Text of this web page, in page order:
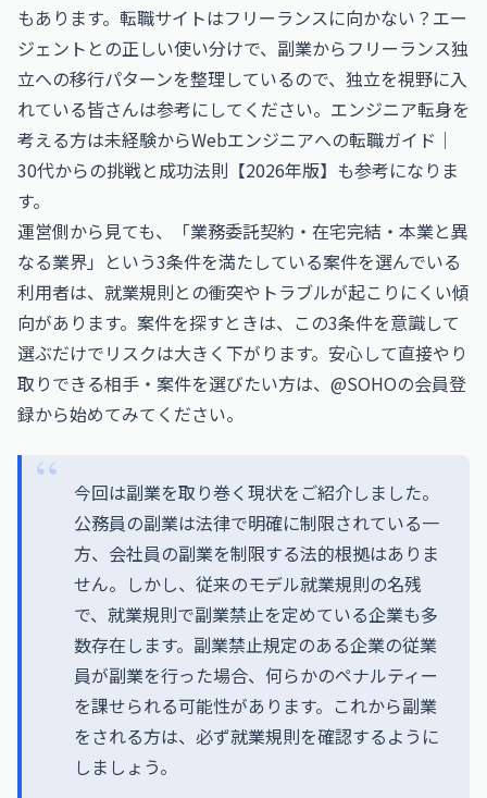
もあります。 転職サイトはフリーランスに向かない？エー
ジェントとの正しい使い分けで、副業からフリーランス独
立への移行パターンを整理しているので、独立を視野に入
れている皆さんは参考にしてください。エンジニア転身を
考える方は未経験からWebエンジニアへの転職ガイド｜
30代からの挑戦と成功法則【2026年版】 も参考になりま
す。
運営側から見ても、「業務委託契約・在宅完結・本業と異
なる業界」という3条件を満たしている案件を選んでいる
利用者は、就業規則との衝突やトラブルが起こりにくい傾
向があります。案件を探すときは、この3条件を意識して
選ぶだけでリスクは大きく下がります。安心して直接やり
取りできる相手・案件を選びたい方は、 @SOHOの会員登
録から始めてみてください。
今回は副業を取り巻く現状をご紹介しました。
公務員の副業は法律で明確に制限されている一
方、会社員の副業を制限する法的根拠はありま
せん。しかし、従来のモデル就業規則の名残
で、就業規則で副業禁止を定めている企業も多
数存在します。副業禁止規定のある企業の従業
員が副業を行った場合、何らかのペナルティー
を課せられる可能性があります。これから副業
をされる方は、必ず就業規則を確認するように
しましょう。